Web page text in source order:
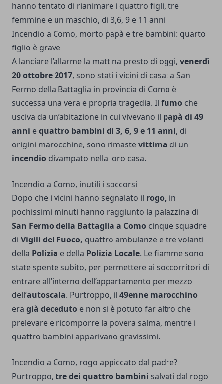
hanno tentato di rianimare i quattro figli, tre
femmine e un maschio, di 3,6, 9 e 11 anni
Incendio a Como, morto papà e tre bambini: quarto
figlio è grave
A lanciare l’allarme la mattina presto di oggi, venerdì
20 ottobre 2017, sono stati i vicini di casa: a San
Fermo della Battaglia in provincia di Como è
successa una vera e propria tragedia. Il fumo che
usciva da un’abitazione in cui vivevano il papà di 49
anni equattro bambini di 3, 6, 9 e 11 anni, di
origini marocchine, sono rimastevittima di un
incendio divampato nella loro casa.
Incendio a Como, inutili i soccorsi
Dopo che i vicini hanno segnalato il rogo, in
pochissimi minuti hanno raggiunto la palazzina di
San Fermo della Battaglia a Como cinque squadre
di Vigili del Fuoco, quattro ambulanze e tre volanti
della Polizia e della Polizia Locale. Le fiamme sono
state spente subito, per permettere ai soccorritori di
entrare all’interno dell’appartamento per mezzo
dell’autoscala. Purtroppo, il 49enne marocchino
era già deceduto e non si è potuto far altro che
prelevare e ricomporre la povera salma, mentre i
quattro bambini apparivano gravissimi.
Incendio a Como, rogo appiccato dal padre?
Purtroppo, tre dei quattro bambini salvati dal rogo